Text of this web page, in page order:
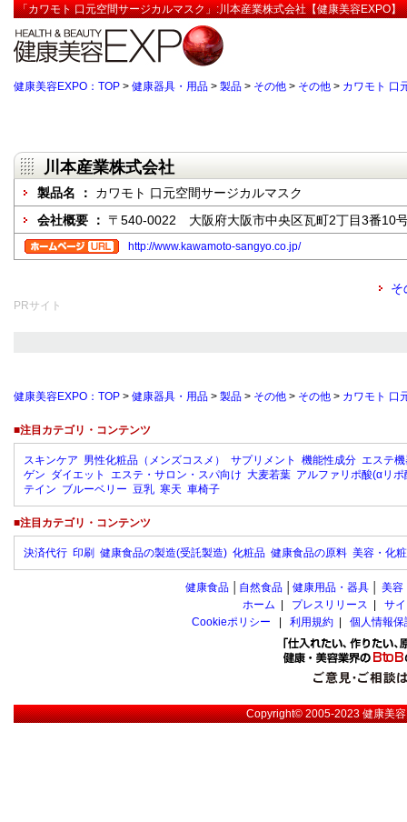
「カワモト 口元空間サージカルマスク」:川本産業株式会社【健康美容EXPO】
健康美容EXPO：TOP > 健康器具・用品 > 製品 > その他 > その他 > カワモト 口
川本産業株式会社
製品名 ： カワモト 口元空間サージカルマスク
会社概要 ： 〒540-0022 大阪府大阪市中央区瓦町2丁目3番10
http://www.kawamoto-sangyo.co.jp/
そ
PRサイト
健康美容EXPO：TOP > 健康器具・用品 > 製品 > その他 > その他 > カワモト 口
■注目カテゴリ・コンテンツ
スキンケア 男性化粧品（メンズコスメ） サプリメント 機能性成分 エステ
ゲン ダイエット エステ・サロン・スパ向け 大麦若葉 アルファリポ酸(αリポ
テイン ブルーベリー 豆乳 寒天 車椅子
■注目カテゴリ・コンテンツ
決済代行 印刷 健康食品の製造(受託製造) 化粧品 健康食品の原料 美容・化
健康食品 自然食品 健康用品・器具 美容
ホーム
プレスリリース
サ
Cookieポリシー
利用規約 個人情報
Copyright© 2005-2023健康美